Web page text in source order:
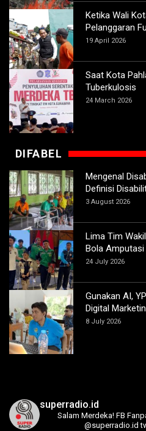
Ketika Wali
Pelanggaran
19 April 2026
Saat Kota
Tuberkulosis
24 March 2026
DIFABEL
Mengenal
Definisi
3 August 2026
Lima Tim
Bola
24 July 2026
Gunakan AI,
Digital
8 July 2026
superradio.id
Salam Merdeka! FB
@superradio.id